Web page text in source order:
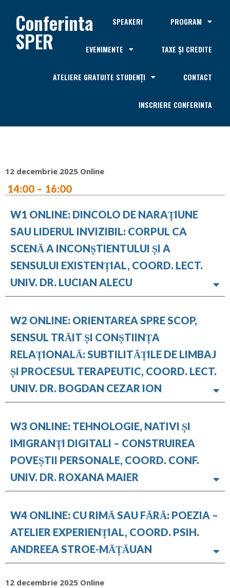
Conferinta
SPER
SPEAKERI PROGRAM
EVENIMENTE TAXE ȘI CREDITE
ATELIERE GRATUITE STUDENȚI CONTACT
INSCRIERE CONFERINTA
12 decembrie 2025 Online
14:00 – 16:00
W1 ONLINE: DINCOLO DE NARAȚIUNE
SAU LIDERUL INVIZIBIL: CORPUL CA
SCENĂ A INCONȘTIENTULUI ȘI A
SENSULUI EXISTENȚIAL, COORD. LECT.
UNIV. DR. LUCIAN ALECU
W2 ONLINE: ORIENTAREA SPRE SCOP,
SENSUL TRĂIT ȘI CONȘTIINȚA
RELAȚIONALĂ: SUBTILITĂȚILE DE LIMBAJ
ȘI PROCESUL TERAPEUTIC, COORD. LECT.
UNIV. DR. BOGDAN CEZAR ION
W3 ONLINE: TEHNOLOGIE, NATIVI ȘI
IMIGRANȚI DIGITALI – CONSTRUIREA
POVEȘTII PERSONALE, COORD. CONF.
UNIV. DR. ROXANA MAIER
W4 ONLINE: CU RIMĂ SAU FĂRĂ: POEZIA –
ATELIER EXPERIENȚIAL, COORD. PSIH.
ANDREEA STROE-MĂȚĂUAN
12 decembrie 2025 Online